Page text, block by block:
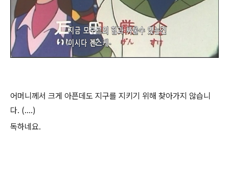
어머니께서 크게 아픈데도 지구를 지키기 위해 찾아가지 않습니
다. (....)
독하네요.